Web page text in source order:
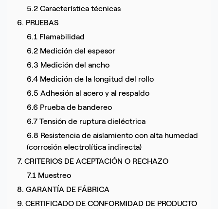
5.2 Característica técnicas
6. PRUEBAS
6.1 Flamabilidad
6.2 Medición del espesor
6.3 Medición del ancho
6.4 Medición de la longitud del rollo
6.5 Adhesión al acero y al respaldo
6.6 Prueba de bandereo
6.7 Tensión de ruptura dieléctrica
6.8 Resistencia de aislamiento con alta humedad
(corrosión electrolítica indirecta)
7. CRITERIOS DE ACEPTACIÓN O RECHAZO
7.1 Muestreo
8. GARANTÍA DE FÁBRICA
9. CERTIFICADO DE CONFORMIDAD DE PRODUCTO